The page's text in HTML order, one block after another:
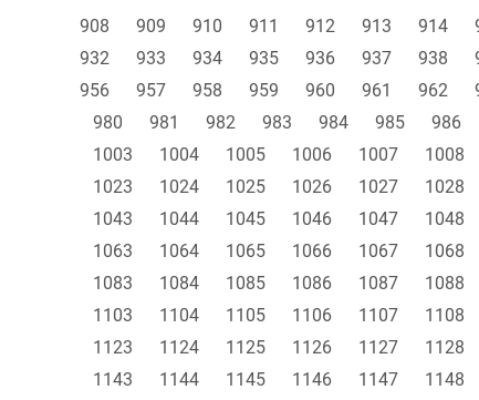
908
909 910 911 912 913 914
932
933 934 935 936 937 938
956
957 958 959 960 961 962
980
981 982 983 984 985 986
1003
1004 1005 1006 1007 1008
1023
1024 1025 1026 1027 1028
1043
1044 1045 1046 1047 1048
1063
1064 1065 1066 1067 1068
1083
1084 1085 1086 1087 1088
1103
1104 1105 1106 1107 1108
1123
1124 1125 1126 1127 1128
1143
1144 1145 1146 1147 1148